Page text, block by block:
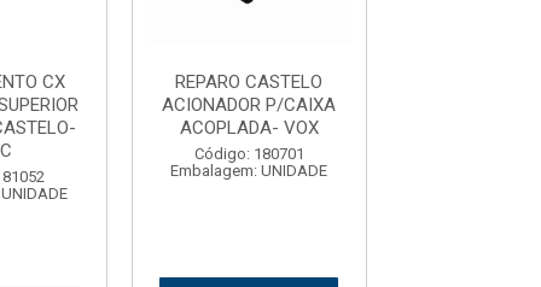
CX
REPARO CASTELO
ACIONADOR P/CAIXA
ACOPLADA- VOX
Código: 180701
Embalagem: UNIDADE